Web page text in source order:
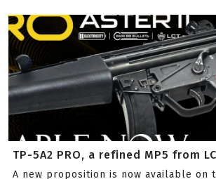
TP-5A2 PRO, a refined MP5 from
A new proposition is now available on